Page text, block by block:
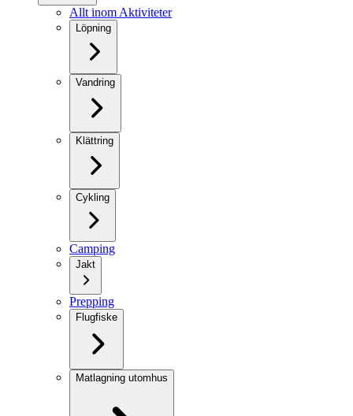
Allt inom Aktiviteter
Löpning
Vandring
Klättring
Cykling
Camping
Jakt
Prepping
Flugfiske
Matlagning utomhus